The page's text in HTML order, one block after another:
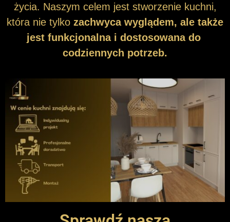
życia. Naszym celem jest stworzenie kuchni,
która nie tylko zachwyca wyglądem, ale także
jest funkcjonalna i dostosowana do
codziennych potrzeb.